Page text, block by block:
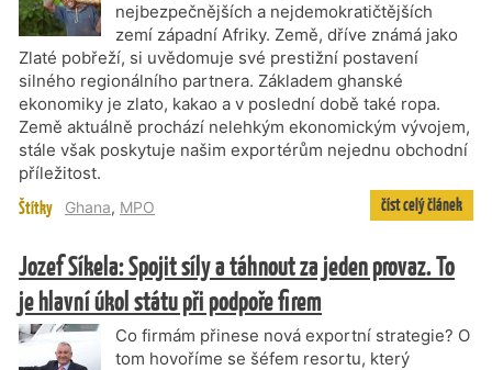
nejbezpečnějších a nejdemokratičtějších
zemí západní Afriky. Země, dříve známá jako
Zlaté pobřeží, si uvědomuje své prestižní postavení
silného regionálního partnera. Základem ghanské
ekonomiky je zlato, kakao a v poslední době také ropa.
Země aktuálně prochází nelehkým ekonomickým vývojem,
stále však poskytuje našim exportérům nejednu obchodní
příležitost.
Štítky Ghana, MPO číst celý článek
Jozef Síkela: Spojit síly a táhnout za jeden provaz. To
je hlavní úkol státu při podpoře firem
Co firmám přinese nová exportní strategie? O
tom hovoříme se šéfem resortu, který